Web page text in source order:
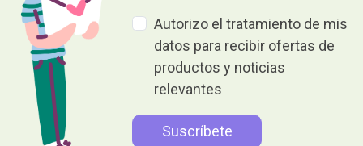
Autorizo el tratamiento de mis
datos para recibir ofertas de
productos y noticias
relevantes